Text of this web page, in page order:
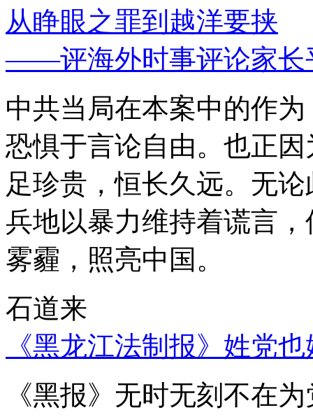
从睁眼之罪到越洋要挟
——评海外时事评论家长
中共当局在本案中的作
恐惧于言论自由。也正
足珍贵，恒长久远。无
兵地以暴力维持着谎言
雾霾，照亮中国。
石道来
《黑龙江法制报》姓党
《黑报》无时无刻不在